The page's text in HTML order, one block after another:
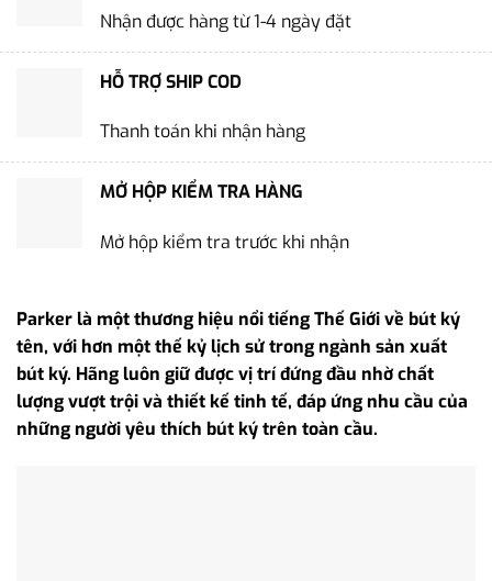
Nhận được hàng từ 1-4 ngày đặt
HỖ TRỢ SHIP COD
Thanh toán khi nhận hàng
MỞ HỘP KIỂM TRA HÀNG
Mở hộp kiểm tra trước khi nhận
Parker là một thương hiệu nổi tiếng Thế Giới về bút ký
tên, với hơn một thế kỷ lịch sử trong ngành sản xuất
bút ký. Hãng luôn giữ được vị trí đứng đầu nhờ chất
lượng vượt trội và thiết kế tinh tế, đáp ứng nhu cầu của
những người yêu thích bút ký trên toàn cầu.